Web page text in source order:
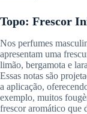
Topo: Frescor
Nos perfumes
apresentam uma
limão, bergamota e
Essas notas são
a aplicação,
exemplo, muitos
frescor aromático que